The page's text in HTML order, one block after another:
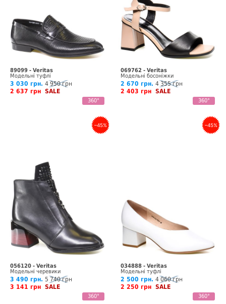
89099 - Veritas
Модельні туфлі
3 030 грн. 4 950 грн
2 637 грн SALE
360°
069762 - Veritas
Модельні босоніжки
2 670 грн. 4 355 грн
2 403 грн SALE
360°
–45%
056120 - Veritas
Модельні черевики
3 490 грн. 5 740 грн
3 141 грн SALE
360°
–45%
034888 - Veritas
Модельні туфлі
2 500 грн. 4 060 грн
2 250 грн SALE
360°